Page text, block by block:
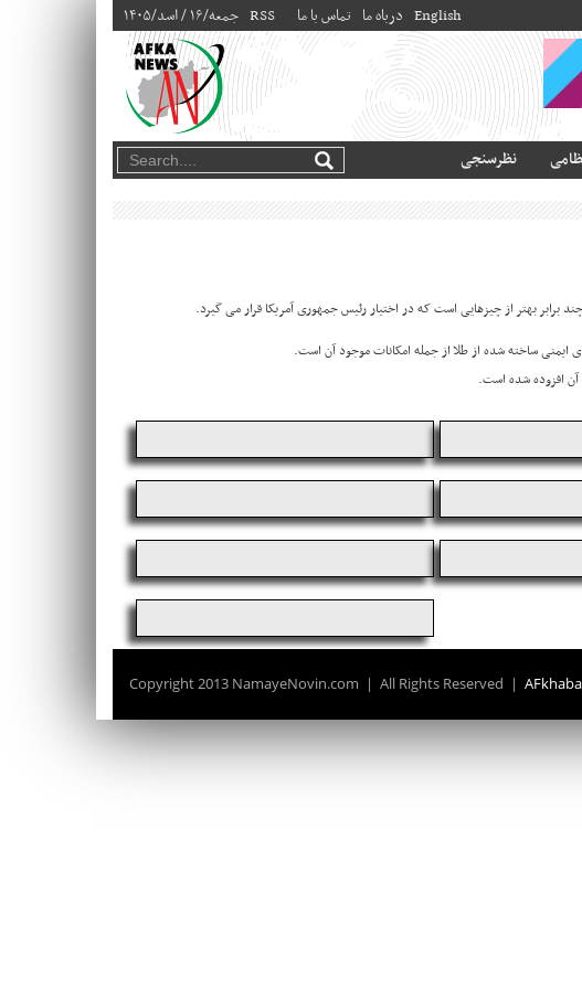
۱۴۰۵/جمعه/۱۶ / اسد RSS تماس با ما درباه ما English
نظرسنجی
بهتر از چیزهایی است که در اختیار رئیس جمهوری آمریکا قرار می گیرد.
ایمنی ساخته شده از طلا از جمله امکانات موجود آن است.
Copyright 2013 NamayeNovin.com | All Rights Reserved |